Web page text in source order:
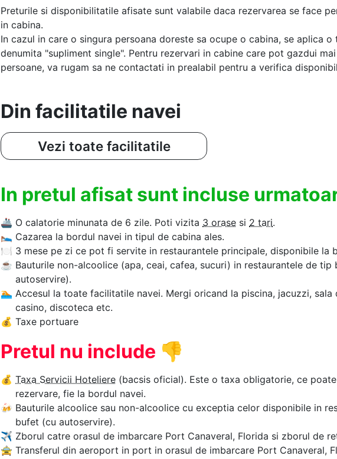
Preturile si disponibilitatile afisate sunt valabile daca rezervarea se face
in cabina.
In cazul in care o singura persoana doreste sa ocupe o cabina, se aplica o
denumita "supliment single". Pentru rezervari in cabine care pot gazdui
persoane, va rugam sa ne contactati in prealabil pentru a verifica
Din facilitatile navei
Vezi toate facilitatile
In pretul afisat sunt incluse
🚢 O calatorie minunata de 6 zile. Poti vizita 3 orase si 2 tari.
🛌 Cazarea la bordul navei in tipul de cabina ales.
🍽 3 mese pe zi ce pot fi servite in restaurantele principale, disponibile la
☕ Bauturile non-alcoolice (apa, ceai, cafea, sucuri) in restaurantele de tip
autoservire).
🏊‍ Accesul la toate facilitatile navei. Mergi oricand la piscina, jacuzzi, sala
casino, discoteca etc.
💰 Taxe portuare
Pretul nu include 👎
💰 Taxa Servicii Hoteliere (bacsis oficial). Este o taxa obligatorie, ce
rezervare, fie la bordul navei.
🍻 Bauturile alcoolice sau non-alcoolice cu exceptia celor disponibile in
bufet (cu autoservire).
✈ Zborul catre orasul de imbarcare Port Canaveral, Florida si zborul de
🚖 Transferul din aeroport in port in orasul de imbarcare Port Canaveral,